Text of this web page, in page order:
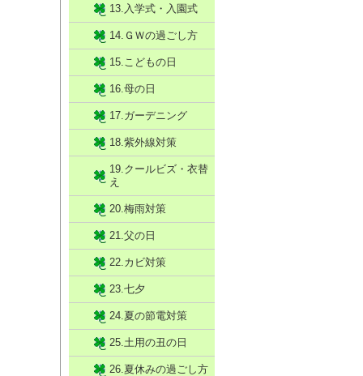
13.入学式・入園式
14.ＧＷの過ごし方
15.こどもの日
16.母の日
17.ガーデニング
18.紫外線対策
19.クールビズ・衣替
え
20.梅雨対策
21.父の日
22.カビ対策
23.七夕
24.夏の節電対策
25.土用の丑の日
26.夏休みの過ごし方